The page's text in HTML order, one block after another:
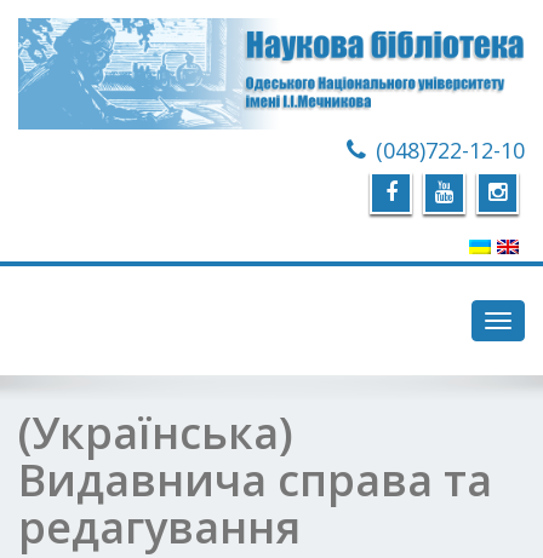
(048)722-12-10
(Українська)
Видавнича справа та
редагування